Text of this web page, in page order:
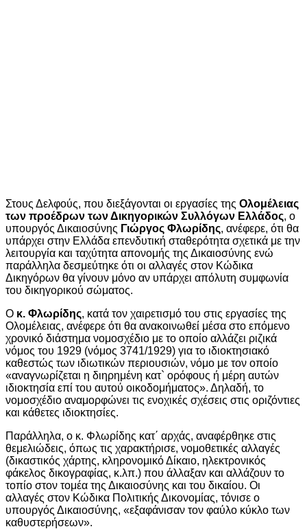
Στους Δελφούς, που διεξάγονται οι εργασίες της Ολομέλειας
των προέδρων των Δικηγορικών Συλλόγων Ελλάδος, ο
υπουργός Δικαιοσύνης Γιώργος Φλωρίδης, ανέφερε, ότι θα
υπάρχει στην Ελλάδα επενδυτική σταθερότητα σχετικά με την
λειτουργία και ταχύτητα απονομής της Δικαιοσύνης ενώ
παράλληλα δεσμεύτηκε ότι οι αλλαγές στον Κώδικα
Δικηγόρων θα γίνουν μόνο αν υπάρχει απόλυτη συμφωνία
του δικηγορικού σώματος.
Ο κ. Φλωρίδης, κατά τον χαιρετισμό του στις εργασίες της
Ολομέλειας, ανέφερε ότι θα ανακοινωθεί μέσα στο επόμενο
χρονικό διάστημα νομοσχέδιο με το οποίο αλλάζει ριζικά
νόμος του 1929 (νόμος 3741/1929) για το ιδιοκτησιακό
καθεστώς των ιδιωτικών περιουσιών, νόμο με τον οποίο
«αναγνωρίζεται η διηρημένη κατ` ορόφους ή μέρη αυτών
ιδιοκτησία επί του αυτού οικοδομήματος». Δηλαδή, το
νομοσχέδιο αναμορφώνει τις ενοχικές σχέσεις στις οριζόντιες
και κάθετες ιδιοκτησίες.
Παράλληλα, ο κ. Φλωρίδης κατ΄ αρχάς, αναφέρθηκε στις
θεμελιώδεις, όπως τις χαρακτήρισε, νομοθετικές αλλαγές
(δικαστικός χάρτης, κληρονομικό Δίκαιο, ηλεκτρονικός
φάκελος δικογραφίας, κ.λπ.) που άλλαξαν και αλλάζουν το
τοπίο στον τομέα της Δικαιοσύνης και του δικαίου. Οι
αλλαγές στον Κώδικα Πολιτικής Δικονομίας, τόνισε ο
υπουργός Δικαιοσύνης, «εξαφάνισαν τον φαύλο κύκλο των
καθυστερήσεων».